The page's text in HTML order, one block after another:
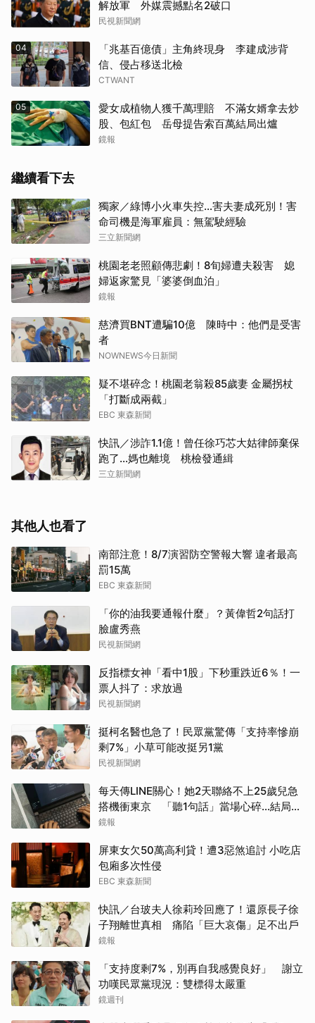
解放軍 外媒震撼點名2破口
民視新聞網
04
「兆基百億債」主角終現身 李建成涉背
信、侵占移送北檢
CTWANT
05
愛女成植物人獲千萬理賠 不滿女婿拿去炒
股、包紅包 岳母提告索百萬結局出爐
鏡報
繼續看下去
獨家／綠博小火車失控…害夫妻成死別！害
命司機是海軍雇員：無駕駛經驗
三立新聞網
桃園老老照顧傳悲劇！8旬婦遭夫殺害 媳
婦返家驚見「婆婆倒血泊」
鏡報
慈濟買BNT遭騙10億 陳時中：他們是受害
者
NOWNEWS今日新聞
疑不堪碎念！桃園老翁殺85歲妻 金屬拐杖
「打斷成兩截」
EBC 東森新聞
快訊／涉詐1.1億！曾任徐巧芯大姑律師棄保
跑了…媽也離境 桃檢發通緝
三立新聞網
其他人也看了
南部注意！8/7演習防空警報大響 違者最高
罰15萬
EBC 東森新聞
「你的油我要通報什麼」？黃偉哲2句話打
臉盧秀燕
民視新聞網
反指標女神「看中1股」下秒重跌近6％！一
票人抖了：求放過
民視新聞網
挺柯名醫也急了！民眾黨驚傳「支持率慘崩
剩7%」小草可能改挺另1黨
民視新聞網
每天傳LINE關心！她2天聯絡不上25歲兒急
搭機衝東京 「聽1句話」當場心碎...結局看
哭網
鏡報
屏東女欠50萬高利貸！遭3惡煞追討 小吃店
包廂多次性侵
EBC 東森新聞
快訊／台玻夫人徐莉玲回應了！還原長子徐
子翔離世真相 痛陷「巨大哀傷」足不出戶
鏡報
「支持度剩7%，別再自我感覺良好」 謝立
功嘆民眾黨現況：雙標得太嚴重
鏡週刊